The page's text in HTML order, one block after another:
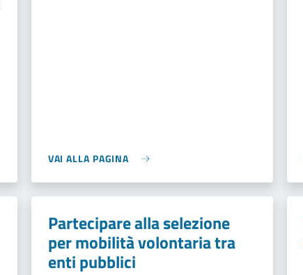
VAI ALLA PAGINA
Partecipare alla selezione
per mobilità volontaria tra
enti pubblici